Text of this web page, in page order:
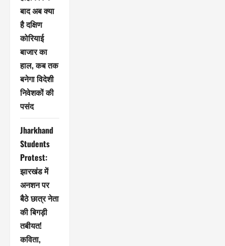
बाद अब क्या
है दक्षिण
कोरियाई
बाजार का
हाल, कब तक
बनेगा विदेशी
निवेशकों की
पसंद
Jharkhand
Students
Protest:
झारखंड में
अनशन पर
बैठे छात्र नेता
की बिगड़ी
तबीयत!
कविता,